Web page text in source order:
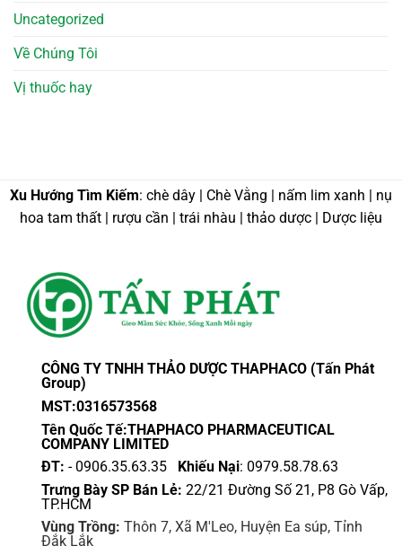
Uncategorized
Về Chúng Tôi
Vị thuốc hay
Xu Hướng Tìm Kiếm: chè dây | Chè Vằng | nấm lim xanh | nụ
hoa tam thất | rượu cần | trái nhàu | thảo dược | Dược liệu
CÔNG TY TNHH THẢO DƯỢC THAPHACO (Tấn Phát
Group)
MST:0316573568
Tên Quốc Tế:THAPHACO PHARMACEUTICAL
COMPANY LIMITED
ĐT: - 0906.35.63.35 Khiếu Nại: 0979.58.78.63
Trưng Bày SP Bán Lẻ: 22/21 Đường Số 21, P8 Gò Vấp,
TP.HCM
Vùng Trồng: Thôn 7, Xã M'Leo, Huyện Ea súp, Tỉnh
Đắk Lắk